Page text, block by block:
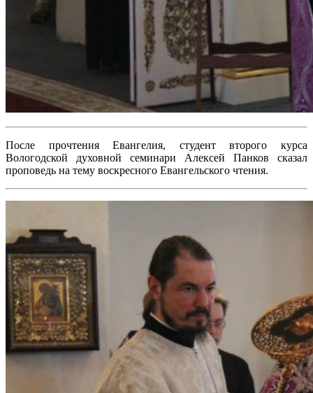
После прочтения Евангелия, студент второго курса
Вологодской духовной семинари Алексей Панков сказал
проповедь на тему воскресного Евангельского чтения.